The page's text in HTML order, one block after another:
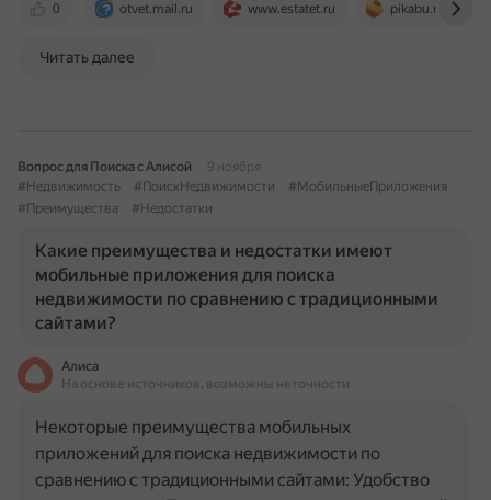
0 otvet.mail.ru www.estatet.ru pikabu.ru
Читать далее
Вопрос для Поиска с Алисой
9 ноября
#Недвижимость
#ПоискНедвижимости
#МобильныеПриложения
#Преимущества
#Недостатки
Какие преимущества и недостатки имеют
мобильные приложения для поиска
недвижимости по сравнению с традиционными
сайтами?
Алиса
На основе источников, возможны неточности
Некоторые преимущества мобильных
приложений для поиска недвижимости по
сравнению с традиционными сайтами: Удобство